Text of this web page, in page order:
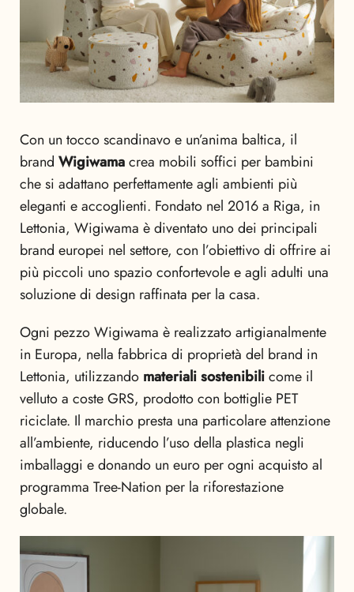
Con un tocco scandinavo e un’anima baltica, il
brand Wigiwamacrea mobili soffici per bambini
che si adattano perfettamente agli ambienti più
eleganti e accoglienti. Fondato nel 2016 a Riga, in
Lettonia, Wigiwama è diventato uno dei principali
brand europei nel settore, con l’obiettivo di offrire ai
più piccoli uno spazio confortevole e agli adulti una
soluzione di design raffinata per la casa.
Ogni pezzo Wigiwama è realizzato artigianalmente
in Europa, nella fabbrica di proprietà del brand in
Lettonia, utilizzando materiali sostenibilicome il
velluto a coste GRS, prodotto con bottiglie PET
riciclate. Il marchio presta una particolare attenzione
all’ambiente, riducendo l’uso della plastica negli
imballaggi e donando un euro per ogni acquisto al
programma Tree-Nation per la riforestazione
globale.